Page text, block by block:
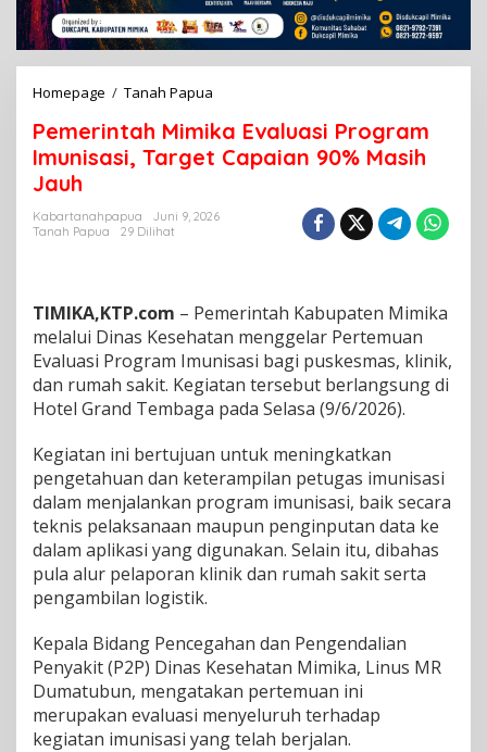
Homepage / Tanah Papua
m
e
r
n
i
i
k
a
E
v
l
u
a
s
i
P
r
r
a
m
I
m
u
Pemerintah Mimika Evaluasi Program
Imunisasi, Target Capaian 90% Masih
Jauh
Kabartanahpapua
Juni 9, 2026
Tanah Papua
29 Dilihat
TIMIKA,KTP.com – Pemerintah Kabupaten Mimika
melalui Dinas Kesehatan menggelar Pertemuan
Evaluasi Program Imunisasi bagi puskesmas, klinik,
dan rumah sakit. Kegiatan tersebut berlangsung di
Hotel Grand Tembaga pada Selasa (9/6/2026).
Kegiatan ini bertujuan untuk meningkatkan
pengetahuan dan keterampilan petugas imunisasi
dalam menjalankan program imunisasi, baik secara
teknis pelaksanaan maupun penginputan data ke
dalam aplikasi yang digunakan. Selain itu, dibahas
pula alur pelaporan klinik dan rumah sakit serta
pengambilan logistik.
Kepala Bidang Pencegahan dan Pengendalian
Penyakit (P2P) Dinas Kesehatan Mimika, Linus MR
Dumatubun, mengatakan pertemuan ini
merupakan evaluasi menyeluruh terhadap
kegiatan imunisasi yang telah berjalan.